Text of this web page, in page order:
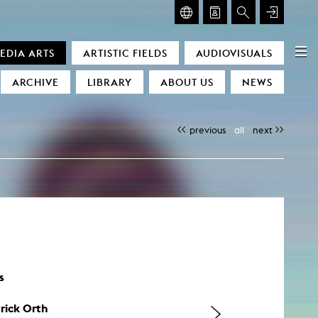
ARTS ARTISTIC FIELDS AUDIOVISUALS
ARCHIVE LIBRARY ABOUT US NEWS
previous all next
Orth
Glasmoog – Room for Art & Discourse